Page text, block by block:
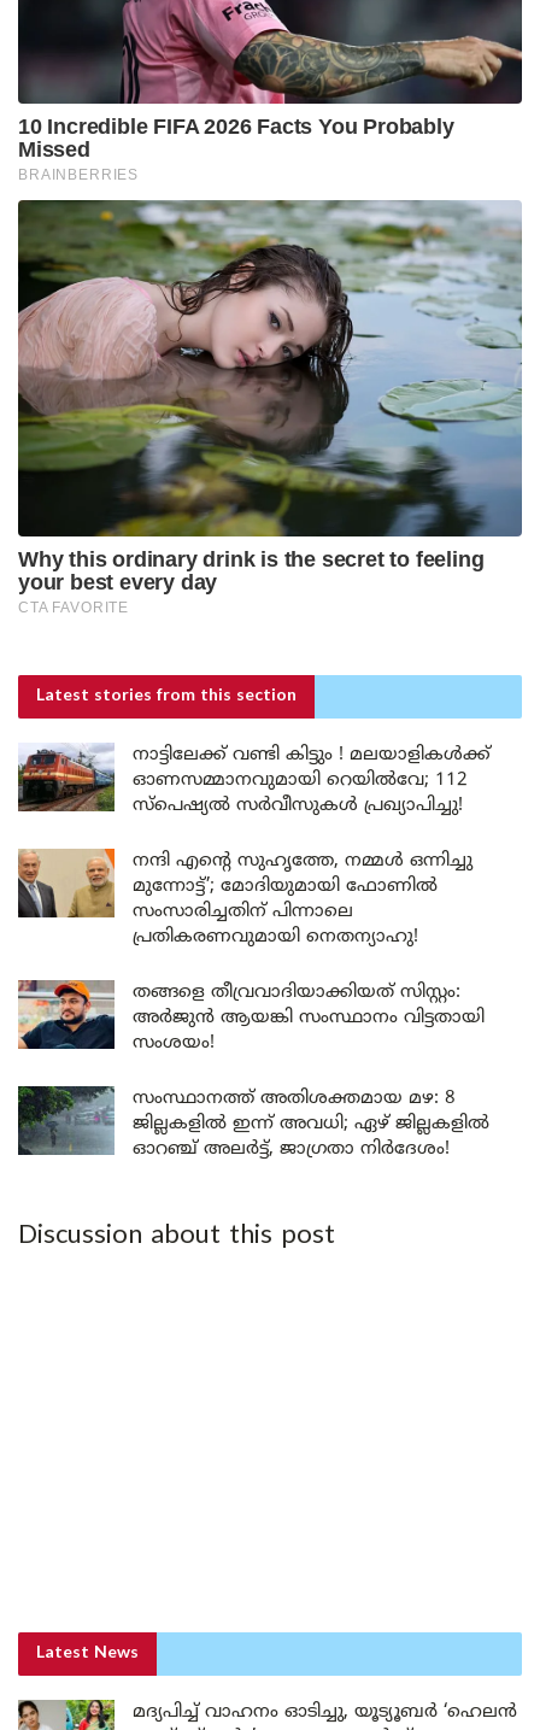
Latest stories from this section
നാട്ടിലേക്ക് വണ്ടി കിട്ടും ! മലയാളികൾക്ക്
ഓണസമ്മാനവുമായി റെയിൽവേ; 112
സ്പെഷ്യൽ സർവീസുകൾ പ്രഖ്യാപിച്ചു!
നന്ദി എൻ്റെ സുഹൃത്തേ, നമ്മൾ ഒന്നിച്ചു
മുന്നോട്ട്’; മോദിയുമായി ഫോണിൽ
സംസാരിച്ചതിന് പിന്നാലെ
പ്രതികരണവുമായി നെതന്യാഹു!
തങ്ങളെ തീവ്രവാദിയാക്കിയത് സിസ്റ്റം:
അർജുൻ ആയങ്കി സംസ്ഥാനം വിട്ടതായി
സംശയം!
സംസ്ഥാനത്ത് അതിശക്തമായ മഴ: 8
ജില്ലകളിൽ ഇന്ന് അവധി; ഏഴ് ജില്ലകളിൽ
ഓറഞ്ച് അലർട്ട്, ജാഗ്രതാ നിർദേശം!
Discussion about this post
Latest News
മദ്യപിച്ച് വാഹനം ഓടിച്ചു, യൂട്യൂബർ ‘ഹെലൻ